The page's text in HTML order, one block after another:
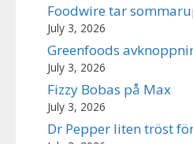
Foodwire tar
July 3, 2026
Greenfoods
July 3, 2026
Fizzy Bobas på Max
July 3, 2026
Dr Pepper liten tröst